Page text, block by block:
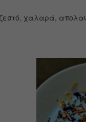
ζεστό, χαλαρά,